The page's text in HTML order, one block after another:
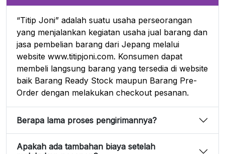
“Titip Joni” adalah suatu usaha perseorangan
yang menjalankan kegiatan usaha jual barang dan
jasa pembelian barang dari Jepang melalui
website www.titipjoni.com. Konsumen dapat
membeli langsung barang yang tersedia di website
baik Barang Ready Stock maupun Barang Pre-
Order dengan melakukan checkout pesanan.
Berapa lama proses pengirimannya?
Apakah ada tambahan biaya setelah